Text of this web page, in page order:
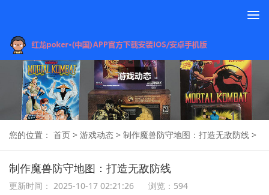
您的位置： 首页 > 游戏动态 > 制作魔兽防守地图：打造无敌防线 >
制作魔兽防守地图：打造无敌防线
更新时间： 2025-10-17 02:21:26 浏览：594